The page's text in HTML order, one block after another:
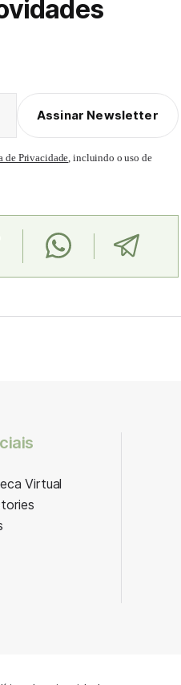
Assinar Newsletter
de Privacidade, incluindo o uso de
Virtual